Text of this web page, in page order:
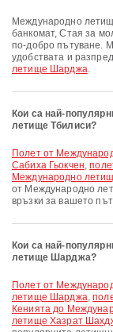
Международно летище Шарджа предлага Банково обслужване/
банкомат, Стая за
по-добро пътуване.
удобствата и
летище Шарджа.
Кои са най-
летище Тбилиси?
полет от Международно летище Тбилиси до Международно летище
Сабиха Гьокчен,
Международно
от Международно
връзки за вашето
Кои са най-
летище Шарджа?
полет от Международно летище Бандаранаике до Международно
летище Шарджа,
Кенията до
летище Хазрат